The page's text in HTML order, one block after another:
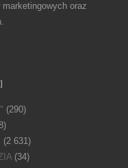
oraz
(290)
(2 631)
(34)